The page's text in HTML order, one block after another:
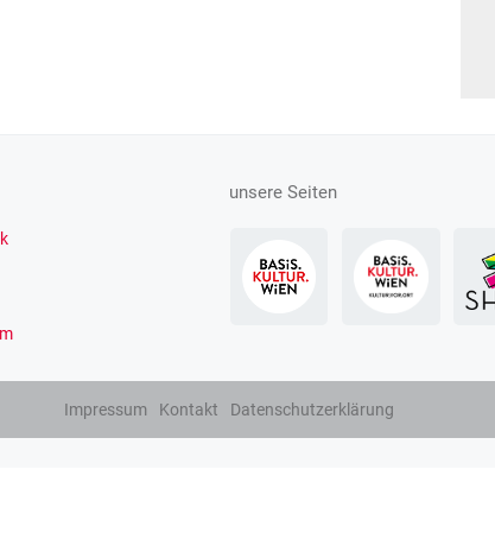
unsere Seiten
Impressum Kontakt Datenschutzerklärung